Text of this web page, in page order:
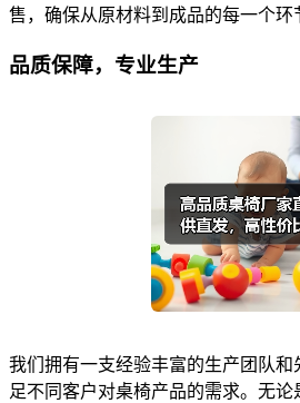
售，确保从原材料到成品的每一个环
品质保障，专业生产
我们拥有一支经验丰富的生产团队
足不同客户对桌椅产品的需求。无